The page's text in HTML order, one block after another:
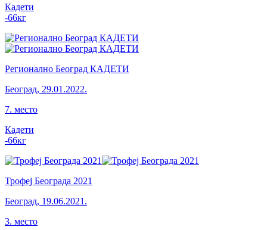
Кадети
-66кг
Регионално Београд КАДЕТИ
Београд, 29.01.2022.
7. место
Кадети
-66кг
Трофеј Београда 2021
Београд, 19.06.2021.
3. место